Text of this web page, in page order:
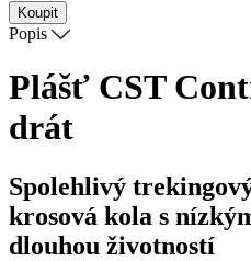
Koupit
Popis
Plášť CST
drát
Spolehlivý
krosová kola s
dlouhou životností